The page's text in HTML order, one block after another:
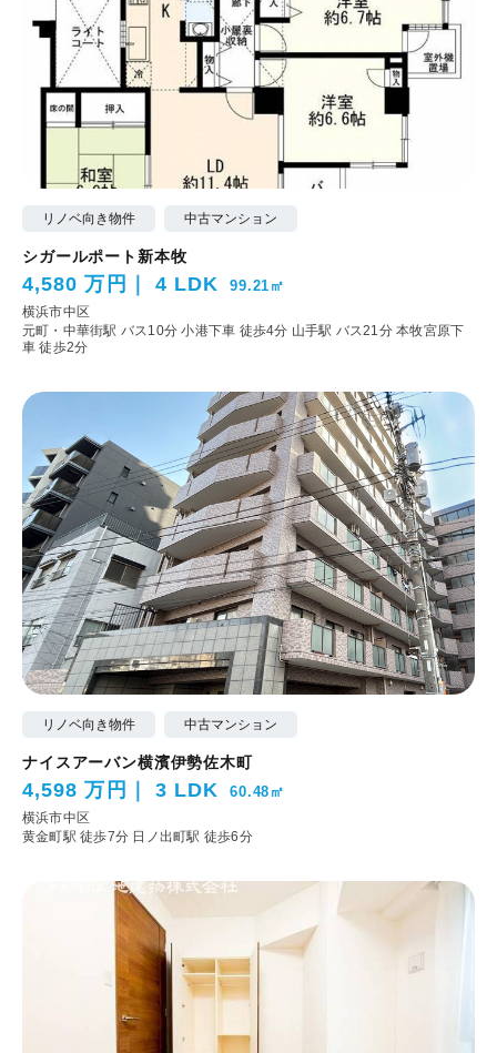
リノベ向き物件 中古マンション
シガールポート新本牧
4,580 万円 4 LDK 99.21㎡
横浜市中区
元町・中華街駅 バス10分 小港下車 徒歩4分 山手駅 バス21分 本牧宮原下
車 徒歩2分
リノベ向き物件 中古マンション
ナイスアーバン横濱伊勢佐木町
4,598 万円 3 LDK 60.48㎡
横浜市中区
黄金町駅 徒歩7分 日ノ出町駅 徒歩6分